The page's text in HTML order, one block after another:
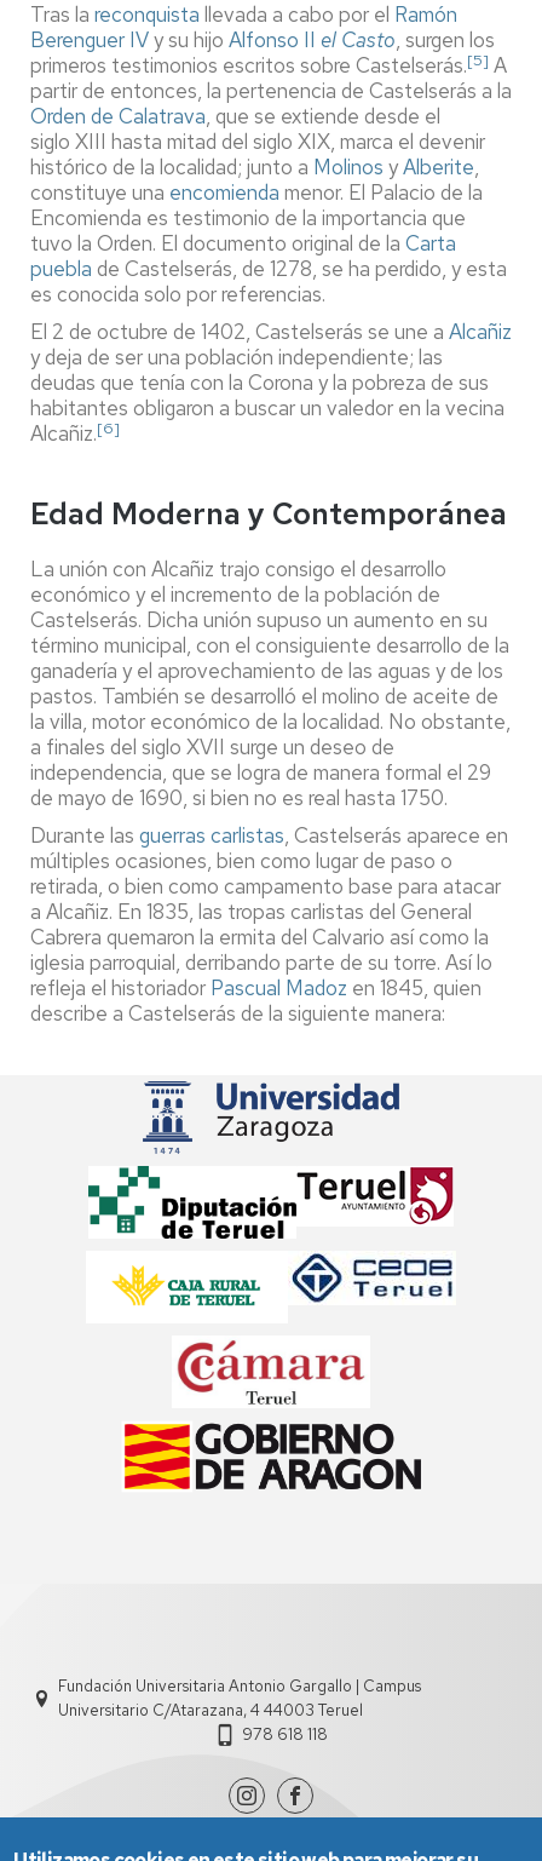
Tras la reconquista llevada a cabo por el Ramón
Berenguer IVy su hijo Alfonso II el Casto, surgen los
primeros testimonios escritos sobre Castelserás.[5] ​ A
partir de entonces, la pertenencia de Castelserás a la
Orden de Calatrava, que se extiende desde el
siglo XIII hasta mitad del siglo XIX, marca el devenir
histórico de la localidad; junto a Molinos yAlberite,
constituye una encomienda menor. El Palacio de la
Encomienda es testimonio de la importancia que
tuvo la Orden. El documento original de la Carta
puebla de Castelserás, de 1278, se ha perdido, y esta
es conocida solo por referencias.
El 2 de octubre de 1402, Castelserás se une a Alcañiz
y deja de ser una población independiente; las
deudas que tenía con la Corona y la pobreza de sus
habitantes obligaron a buscar un valedor en la vecina
Alcañiz.[6]
Edad Moderna y Contemporánea
La unión con Alcañiz trajo consigo el desarrollo
económico y el incremento de la población de
Castelserás. Dicha unión supuso un aumento en su
término municipal, con el consiguiente desarrollo de la
ganadería y el aprovechamiento de las aguas y de los
pastos. También se desarrolló el molino de aceite de
la villa, motor económico de la localidad. No obstante,
a finales del siglo XVII surge un deseo de
independencia, que se logra de manera formal el 29
de mayo de 1690, si bien no es real hasta 1750.
Durante las guerras carlistas, Castelserás aparece en
múltiples ocasiones, bien como lugar de paso o
retirada, o bien como campamento base para atacar
a Alcañiz. En 1835, las tropas carlistas del General
Cabrera quemaron la ermita del Calvario así como la
iglesia parroquial, derribando parte de su torre. Así lo
refleja el historiador Pascual Madoz en 1845, quien
describe a Castelserás de la siguiente manera:
Fundación Universitaria Antonio Gargallo | Campus
Universitario C/Atarazana, 4 44003 Teruel
978 618 118